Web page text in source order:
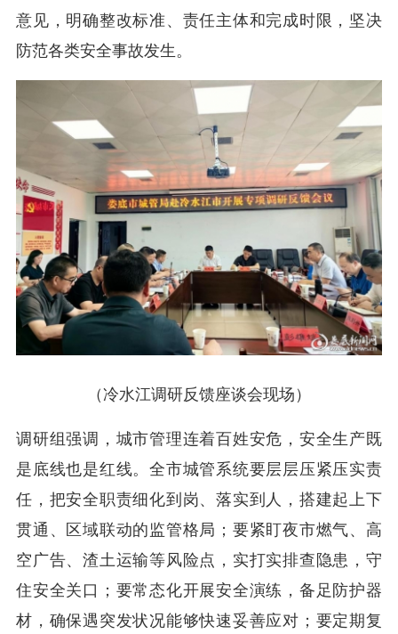
意见，明确整改标准、责任主体和完成时限，坚决
防范各类安全事故发生。
（冷水江调研反馈座谈会现场）
调研组强调，城市管理连着百姓安危，安全生产既
是底线也是红线。全市城管系统要层层压紧压实责
任，把安全职责细化到岗、落实到人，搭建起上下
贯通、区域联动的监管格局；要紧盯夜市燃气、高
空广告、渣土运输等风险点，实打实排查隐患，守
住安全关口；要常态化开展安全演练，备足防护器
材，确保遇突发状况能够快速妥善应对；要定期复